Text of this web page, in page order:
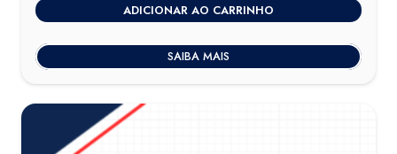
ADICIONAR AO CARRINHO
SAIBA MAIS